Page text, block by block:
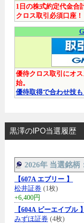
1日の株式約定代金合
クロス取引必須口座！
優待クロス取引にオ
始。
優待取得で合わせ技も
黒澤のIPO当選履歴
2026年 当選銘柄
【607A エブリー 】
松井証券 (1枚)
+6,400円
【604A ビーエイブル 】
みずほ証券 (4枚)